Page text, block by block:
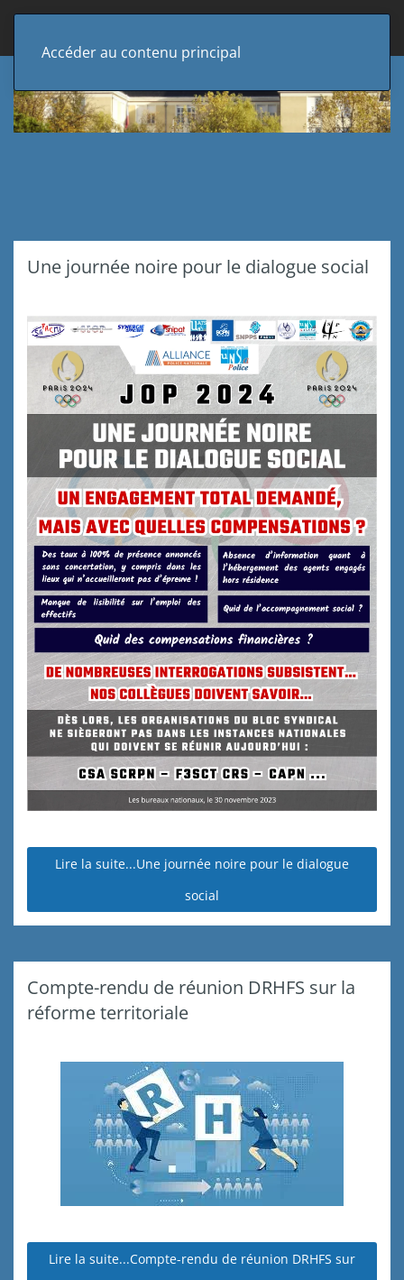
Accéder au contenu principal
Une journée noire pour le dialogue social
Lire la suite...Une journée noire pour le dialogue
social
Compte-rendu de réunion DRHFS sur la
réforme territoriale
Lire la suite...Compte-rendu de réunion DRHFS sur